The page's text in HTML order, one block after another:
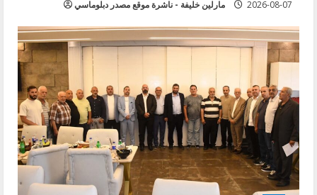
مارلين خليفة - ناشرة موقع مصدر دبلوماسي 2026-08-07